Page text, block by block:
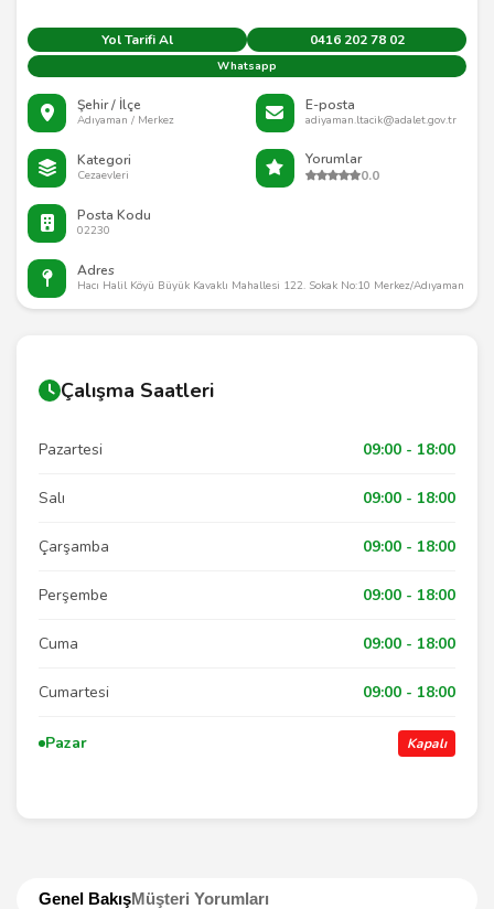
Yol Tarifi Al 0416 202 78 02
Whatsapp
Şehir / İlçe
Adıyaman / Merkez
E-posta
adiyaman.ltacik@adalet.gov.tr
Kategori
Cezaevleri
Yorumlar
0.0
Posta Kodu
02230
Adres
Hacı Halil Köyü Büyük Kavaklı Mahallesi 122. Sokak No:10 Merkez/Adıyaman
Genel BakışMüşteri Yorumları
Çalışma Saatleri
Pazartesi 09:00 - 18:00
Salı 09:00 - 18:00
Çarşamba 09:00 - 18:00
Perşembe 09:00 - 18:00
Cuma 09:00 - 18:00
Cumartesi 09:00 - 18:00
Pazar Kapalı